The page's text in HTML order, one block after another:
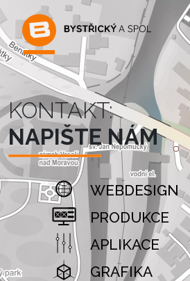
KONTAKT:
NAPIŠTE NÁM
WEBDESIGN
PRODUKCE
APLIKACE
GRAFIKA